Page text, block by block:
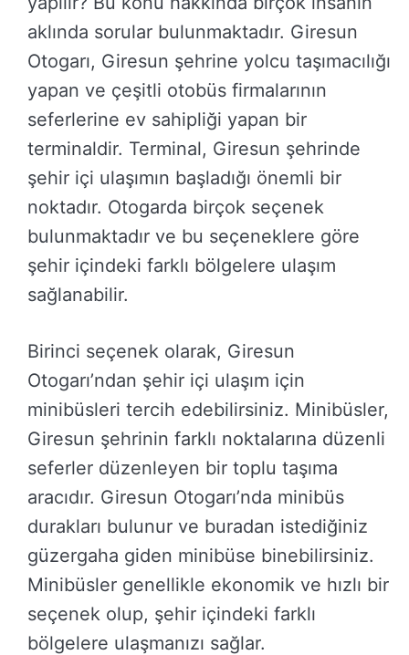
aklında sorular bulunmaktadır. Giresun
Otogarı, Giresun şehrine yolcu taşımacılığı
yapan ve çeşitli otobüs firmalarının
seferlerine ev sahipliği yapan bir
terminaldir. Terminal, Giresun şehrinde
şehir içi ulaşımın başladığı önemli bir
noktadır. Otogarda birçok seçenek
bulunmaktadır ve bu seçeneklere göre
şehir içindeki farklı bölgelere ulaşım
sağlanabilir.
Birinci seçenek olarak, Giresun
Otogarı’ndan şehir içi ulaşım için
minibüsleri tercih edebilirsiniz. Minibüsler,
Giresun şehrinin farklı noktalarına düzenli
seferler düzenleyen bir toplu taşıma
aracıdır. Giresun Otogarı’nda minibüs
durakları bulunur ve buradan istediğiniz
güzergaha giden minibüse binebilirsiniz.
Minibüsler genellikle ekonomik ve hızlı bir
seçenek olup, şehir içindeki farklı
bölgelere ulaşmanızı sağlar.